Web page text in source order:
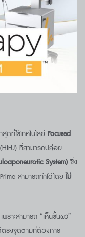
ที่ใช้เทคโนโลยี Focused
ที่สามารถปล่อย
System) ซึ่ง
สามารถทำได้โดย ไม่
เพราะสามารถ “เห็นชั้นผิว”
ตรงจุดตามที่ต้องการ